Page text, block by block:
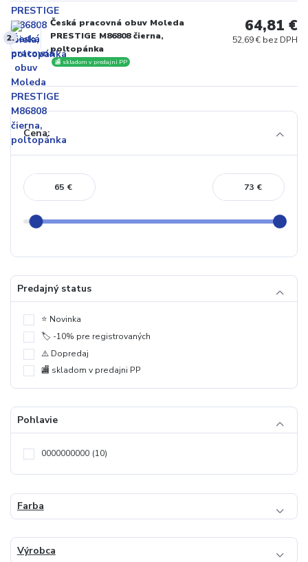
2.
Česká pracovná obuv Moleda
PRESTIGE M86808 čierna,
poltopánka
🏬 skladom v predajni PP
64,81 €
52,69 € bez DPH
Cena:
€ €
Predajný status
⭐️ Novinka
🏷️ -10% pre registrovaných
⚠️ Dopredaj
🏬 skladom v predajni PP
Pohlavie
0000000000 (10)
Farba
Výrobca